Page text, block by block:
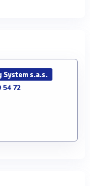
System s.a.s.
54 72